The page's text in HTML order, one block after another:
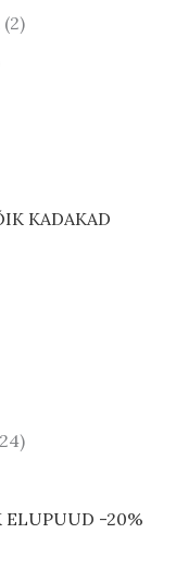
2
KADAKAD
24
ELUPUUD -20%